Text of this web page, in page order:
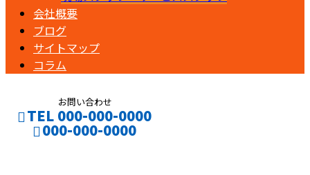
会社概要
ブログ
サイトマップ
コラム
お問い合わせ
TEL 000-000-0000
000-000-0000